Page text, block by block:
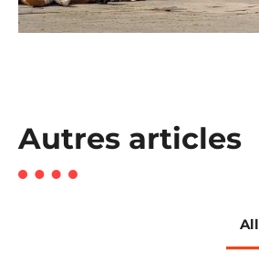
Autres articles
All